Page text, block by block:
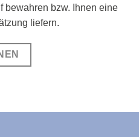
bewahren bzw. Ihnen eine
liefern.